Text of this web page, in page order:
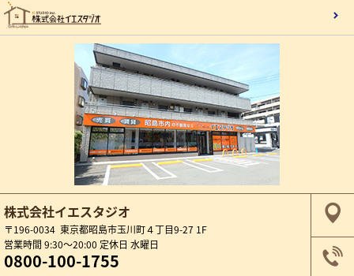
株式会社イエスタジオ
〒196-0034 東京都昭島市玉川町４丁目9-27 1F
営業時間 9:30～20:00 定休日 水曜日
0800-100-1755